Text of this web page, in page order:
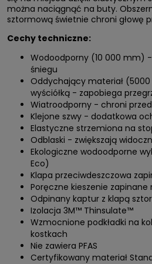
można naciągnąć na buty.
sztormową świetnie chroni głowę
Cechy techniczne:
Wodoodporny (10 000 mm)
śniegu
Oddychający materiał
wyściółką - zapobiega
Wiatroodporny - chroni
Klejone szwy - dodatkowa
Elastyczne strzemiona na
Odblaski - zwiększają
Ekologiczne wodoodporne
Eco)
Klapa przeciwdeszczowa
Poręczne kieszenie zapinane
Odpinany kaptur z klapą
Izolacja 3M™ Thinsulate™
Wzmocnione podkładki na
kostkach
Nie zawiera PFAS
Certyfikowany materiał